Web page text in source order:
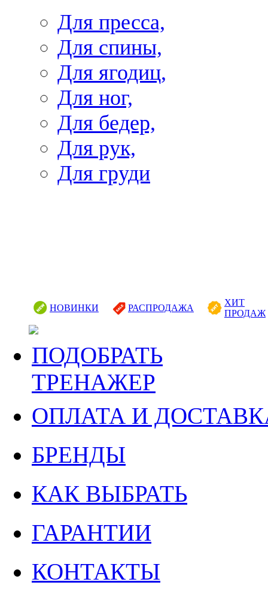
Для пресса,
Для спины,
Для ягодиц,
Для ног,
Для бедер,
Для рук,
Для груди
НОВИНКИ РАСПРОДАЖА
ХИТ
ПРОДАЖ
ПОДОБРАТЬ
ТРЕНАЖЕР
ОПЛАТА И
БРЕНДЫ
КАК ВЫБРАТЬ
ГАРАНТИИ
КОНТАКТЫ